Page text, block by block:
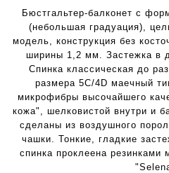
Бюстгальтер-балконет с
(небольшая градуация),
модель, конструкция без
ширины 1,2 мм. Застежка в
Спинка классическая до
размера 5C/4D маечный
микрофибры высочайшего
кожа", шелковистой внутри и
сделаны из воздушного
чашки. Тонкие, гладкие
спинка проклеена